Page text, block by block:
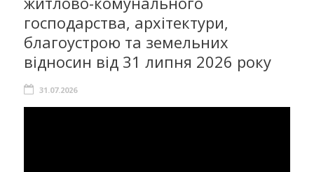
господарства, архітектури,
благоустрою та земельних
відносин від 31 липня 2026 року
31.07.2026